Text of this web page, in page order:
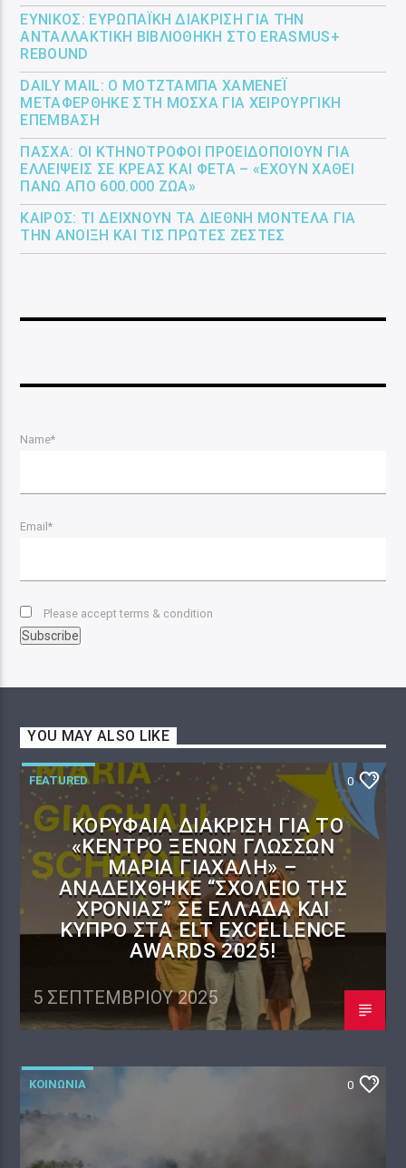
ΕΎΝΙΚΟΣ: ΕΥΡΩΠΑΪΚΉ ΔΙΆΚΡΙΣΗ ΓΙΑ ΤΗΝ
ΑΝΤΑΛΛΑΚΤΙΚΉ ΒΙΒΛΙΟΘΉΚΗ ΣΤΟ ERASMUS+
REBOUND
DAILY MAIL: Ο ΜΟΤΖΤΆΜΠΑ ΧΑΜΕΝΕΪ́
ΜΕΤΑΦΈΡΘΗΚΕ ΣΤΗ ΜΌΣΧΑ ΓΙΑ ΧΕΙΡΟΥΡΓΙΚΉ
ΕΠΈΜΒΑΣΗ
ΠΆΣΧΑ: ΟΙ ΚΤΗΝΟΤΡΌΦΟΙ ΠΡΟΕΙΔΟΠΟΙΟΎΝ ΓΙΑ
ΕΛΛΕΊΨΕΙΣ ΣΕ ΚΡΈΑΣ ΚΑΙ ΦΈΤΑ – «ΈΧΟΥΝ ΧΑΘΕΊ
ΠΆΝΩ ΑΠΌ 600.000 ΖΏΑ»
ΚΑΙΡΌΣ: ΤΙ ΔΕΊΧΝΟΥΝ ΤΑ ΔΙΕΘΝΉ ΜΟΝΤΈΛΑ ΓΙΑ
ΤΗΝ ΆΝΟΙΞΗ ΚΑΙ ΤΙΣ ΠΡΏΤΕΣ ΖΈΣΤΕΣ
Name*
Email*
Please accept terms & condition
YOU MAY ALSO LIKE
FEATURED 0
ΚΟΡΥΦΑΊΑ ΔΙΆΚΡΙΣΗ ΓΙΑ ΤΟ
«ΚΈΝΤΡΟ ΞΈΝΩΝ ΓΛΩΣΣΏΝ
ΜΑΡΊΑ ΓΙΑΧΑΛΉ» –
ΑΝΑΔΕΊΧΘΗΚΕ “ΣΧΟΛΕΊΟ ΤΗΣ
ΧΡΟΝΙΆΣ” ΣΕ ΕΛΛΆΔΑ ΚΑΙ
ΚΎΠΡΟ ΣΤΑ ELT EXCELLENCE
AWARDS 2025!
5 ΣΕΠΤΕΜΒΡΊΟΥ 2025
ΚΟΙΝΩΝΙΑ 0